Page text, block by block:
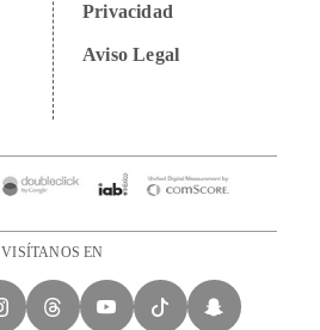
Privacidad
Aviso Legal
VISÍTANOS EN